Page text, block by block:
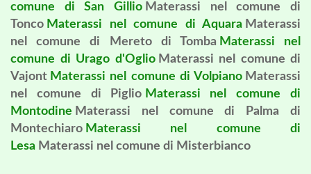
comune di San Gillio Materassi nel comune di
Tonco Materassi nel comune di Aquara Materassi
nel comune di Mereto di Tomba Materassi nel
comune di Urago d'Oglio Materassi nel comune di
Vajont Materassi nel comune di Volpiano Materassi
nel comune di Piglio Materassi nel comune di
Montodine Materassi nel comune di Palma di
Montechiaro Materassi nel comune di
Lesa Materassi nel comune di Misterbianco